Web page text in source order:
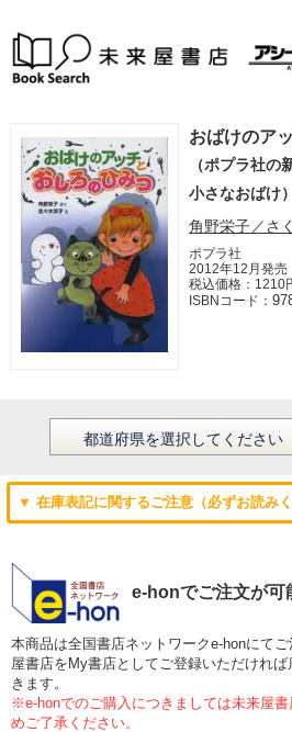
おばけのア
（ポプラ社
小さなおばけ）
角野栄子／さ
ポプラ社
2012年12月発売
税込価格：1210
ISBNコード：
▼ 在庫表記に関するご注意（必ずお読みく
e-honでご注文が可
本商品は全国書店ネットワークe-honにて
屋書店をMy書店としてご登録いただけれ
きます。
※e-honでのご購入につきましては未来屋
めご了承ください。